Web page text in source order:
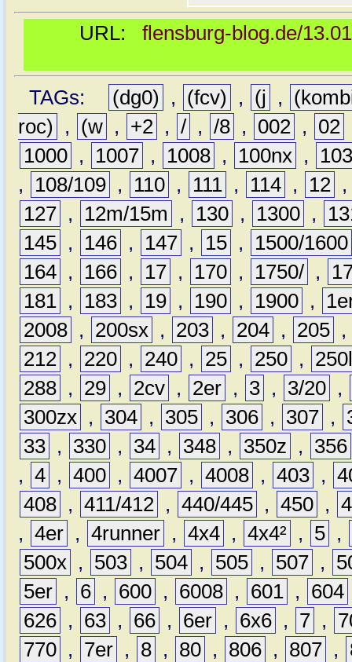
URL: flensburg-blog.de/
TAGs: (dg0) , (fcv) , (j ,
roc)
, (w , +2 , / , /8 , 002 , 02
1000 , 1007 , 1008 , 100nx ,
,
108/109 , 110 , 111 , 114 , 12
127 , 12m/15m , 130 , 1300 ,
145 , 146 , 147 , 15 ,
1500/1600
164 , 166 , 17 , 170 , 1750/ ,
181 , 183 , 19 , 190 , 1900 ,
2008 , 200sx , 203 , 204 , 205 ,
212 , 220 , 240 , 25 , 250 ,
288 , 29 , 2cv , 2er , 3 , 3/20 ,
300zx , 304 , 305 , 306 , 307 ,
33 , 330 , 34 , 348 , 350z ,
356
, 4 , 400 , 4007 , 4008 , 403 ,
408 , 411/412 , 440/445 , 450 ,
, 4er , 4runner , 4x4 , 4x4² , 5 ,
500x , 503 , 504 , 505 , 507 ,
5er , 6 , 600 , 6008 , 601 , 604
626 , 63 , 66 , 6er , 6x6 , 7 ,
770 , 7er , 8 , 80 , 806 , 807 ,